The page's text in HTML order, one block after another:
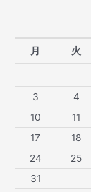
月 火
3
4
10
11
17
18
24
25
31